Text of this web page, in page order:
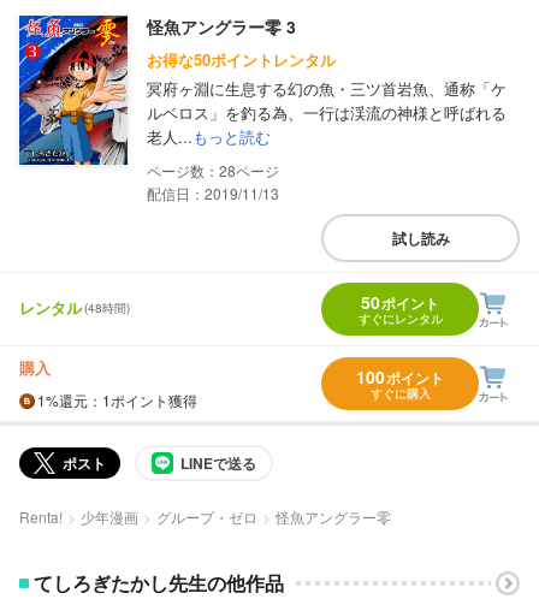
怪魚アングラー零 3
お得な50ポイントレンタル
冥府ヶ淵に生息する幻の魚・三ツ首岩魚、通称「ケ
ルベロス」を釣る為、一行は渓流の神様と呼ばれる
老人...もっと読む
28
配信日：2019/11/13
試し読み
レンタル(48時間) 50ポイント
すぐにレンタル
購入
1%還元 ：1ポイント獲得
100ポイント
すぐに購入
ポスト LINEで送る
Renta! 少年漫画 グループ・ゼロ 怪魚アングラー零
てしろぎたかし先生の他作品